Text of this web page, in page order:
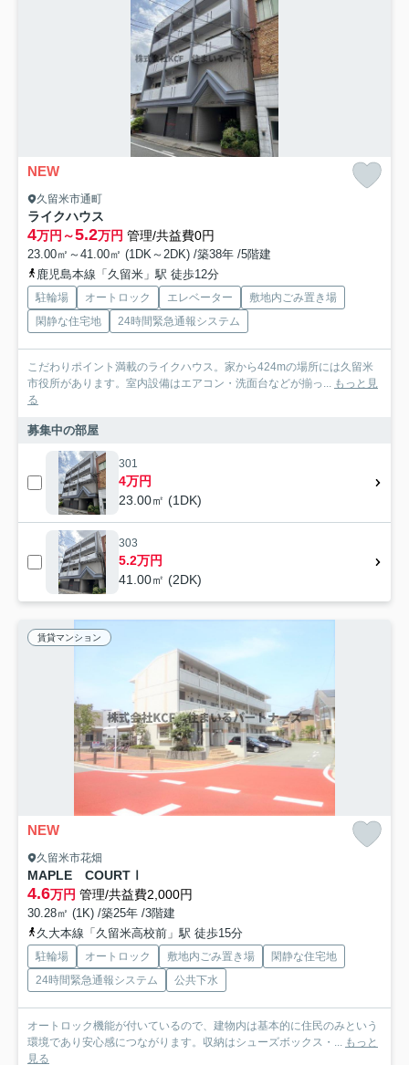
NEW
久留米市通町
ライクハウス
4万円～5.2万円 管理/共益費0円
23.00㎡～41.00㎡ (1DK～2DK) /築38年 /5階建
鹿児島本線「久留米」駅 徒歩12分
駐輪場 オートロック エレベーター
敷地内ごみ置き場
閑静な住宅地
24時間緊急通報システム
こだわりポイント満載のライクハウス。家から424mの場所には久留米
市役所があります。室内設備はエアコン・洗面台などが揃っ... もっと見
る
募集中の部屋
301
4万円
23.00㎡ (1DK)
303
5.2万円
41.00㎡ (2DK)
賃貸マンション
NEW
久留米市花畑
MAPLE COURTⅠ
4.6万円 管理/共益費2,000円
30.28㎡ (1K) /築25年 /3階建
久大本線「久留米高校前」駅 徒歩15分
駐輪場 オートロック 敷地内ごみ置き場
閑静な住宅地
24時間緊急通報システム
公共下水
オートロック機能が付いているので、建物内は基本的に住民のみという
環境であり安心感につながります。収納はシューズボックス・... もっと
見る